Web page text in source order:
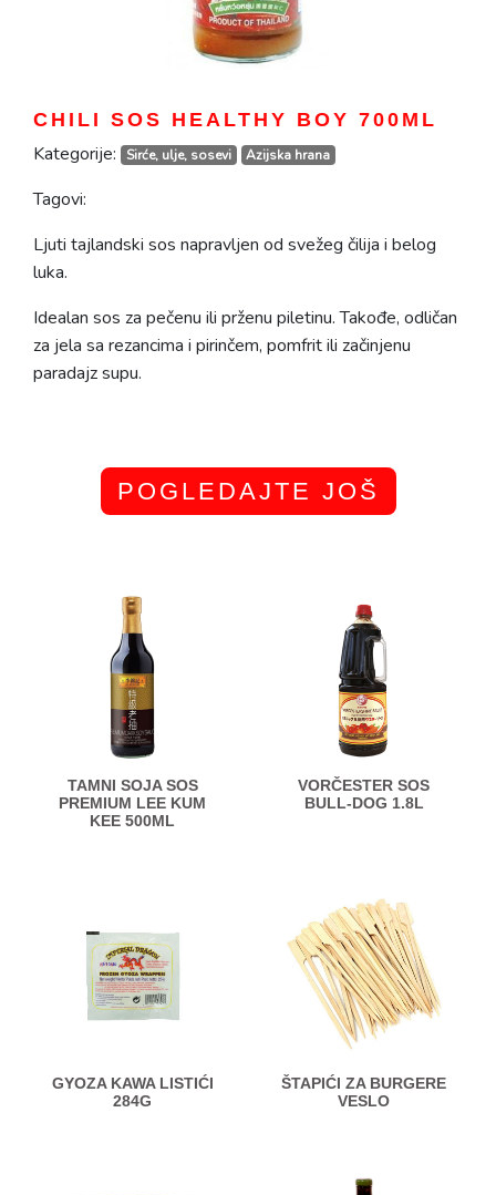
CHILI SOS HEALTHY BOY 700ML
Kategorije: Sirće, ulje, sosevi Azijska hrana
Tagovi:
Ljuti tajlandski sos napravljen od svežeg čilija i belog
luka.
Idealan sos za pečenu ili prženu piletinu. Takođe, odličan
za jela sa rezancima i pirinčem, pomfrit ili začinjenu
paradajz supu.
POGLEDAJTE JOŠ
TAMNI SOJA SOS
PREMIUM LEE KUM
KEE 500ML
VORČESTER SOS
BULL-DOG 1.8L
GYOZA KAWA LISTIĆI
284G
ŠTAPIĆI ZA BURGERE
VESLO